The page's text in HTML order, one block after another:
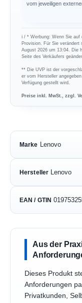
vom jeweiligen
ℹ︎ / * Werbung: Wenn Sie
Provision. Für Sie
August 2026 um 13:04. Die
Seite des Verkäufers
** Die UVP ist der
er vom Hersteller
Verfügung gestellt wird.
Preise inkl. MwSt., zzgl.
Marke Lenovo
Hersteller Lenovo
EAN / GTIN
Aus der
Dieses Produkt
Anforderungen
Privatkunden,